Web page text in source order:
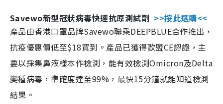
Savewo新型冠狀病毒快速抗原測試劑 >>按此選購<<
產品由香港口罩品牌Savewo聯乘DEEPBLUE合作推出，
抗疫優惠價低至$18買到。產品已獲得歐盟CE認證，主
要以採集鼻液樣本作檢測，能有效檢測Omicron及Delta
變種病毒，準確度達至99%，最快15分鐘就能知道檢測
結果。